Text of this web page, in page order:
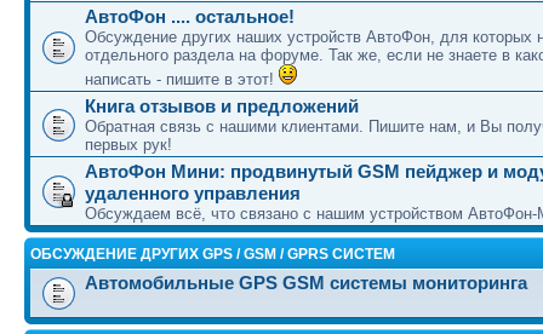
АвтоФон .... остальное!
Обсуждение других наших устройств АвтоФон, для которых
отдельного раздела на форуме. Так же, если не знаете в
написать - пишите в этот!
Книга отзывов и предложений
Обратная связь с нашими клиентами. Пишите нам, и Вы
первых рук!
АвтоФон Мини: продвинутый GSM пейджер и
удаленного управления
Обсуждаем всё, что связано с нашим устройством
ОБСУЖДЕНИЕ ДРУГИХ GPS / GSM / GPRS СИСТЕМ
Автомобильные GPS GSM системы мониторинга